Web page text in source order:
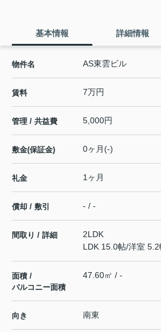
基本情報 詳細情報
物件名 AS東雲ビル
賃料 7万円
管理 / 共益費 5,000円
敷金(保証金) 0ヶ月(-)
礼金 1ヶ月
償却 / 敷引 - / -
間取り / 詳細
2LDK
LDK 15.0帖/洋室 5.2
面積 /
バルコニー面積
47.60㎡ / -
向き 南東